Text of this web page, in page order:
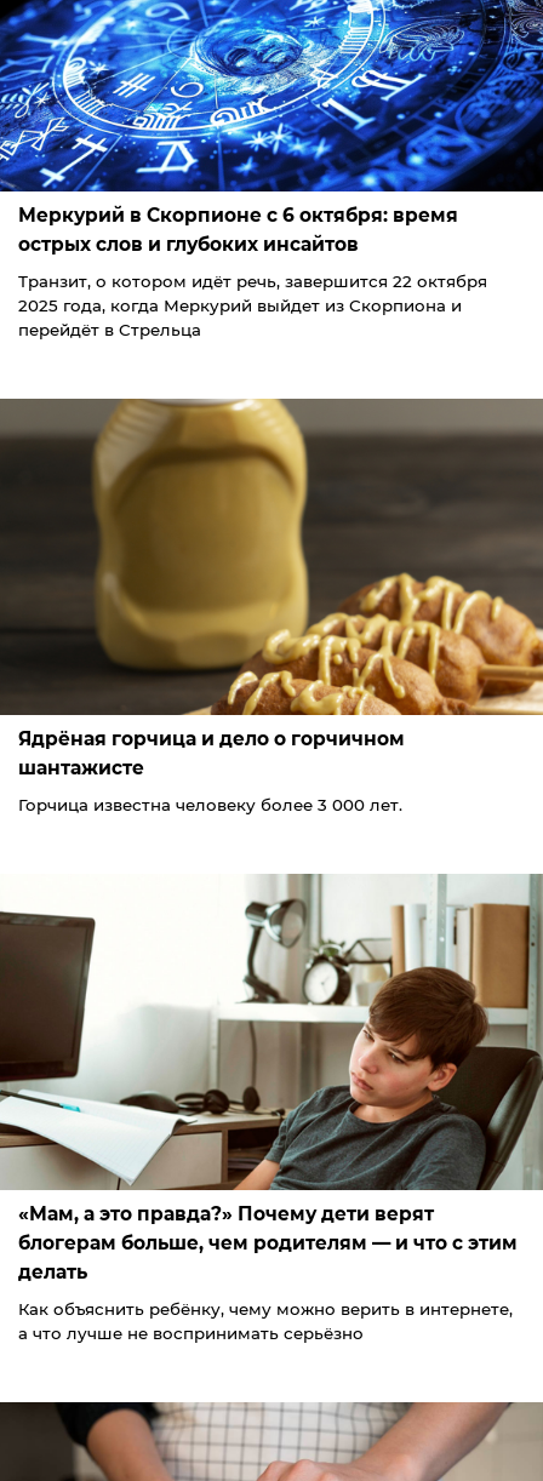
Меркурий в Скорпионе с 6 октября: время
острых слов и глубоких инсайтов
Транзит, о котором идёт речь, завершится 22 октября
2025 года, когда Меркурий выйдет из Скорпиона и
перейдёт в Стрельца
Ядрёная горчица и дело о горчичном
шантажисте
Горчица известна человеку более 3 000 лет.
«Мам, а это правда?» Почему дети верят
блогерам больше, чем родителям — и что с этим
делать
Как объяснить ребёнку, чему можно верить в интернете,
а что лучше не воспринимать серьёзно